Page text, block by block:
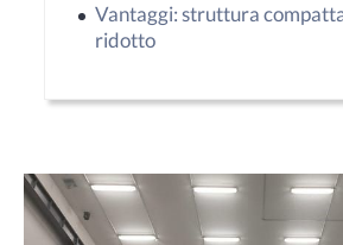
Vantaggi: struttura
ridotto